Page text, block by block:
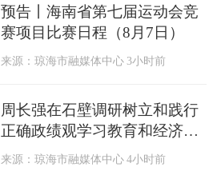
预告丨海南省第七届运动会竞
赛项目比赛日程（8月7日）
来源：琼海市融媒体中心3小时前
周长强在石壁调研树立和践行
正确政绩观学习教育和经济社
会发展情况
来源：琼海市融媒体中心4小时前